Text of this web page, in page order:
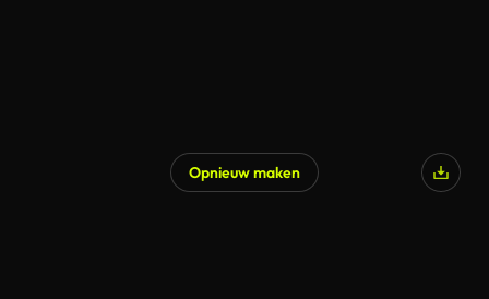
Opnieuw maken